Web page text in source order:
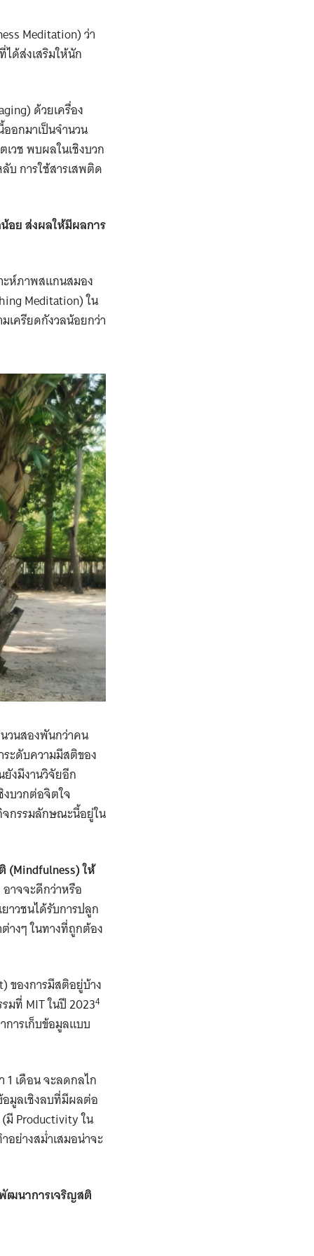
Meditation) ว่า
ด้ส่งเสริมให้นัก
ด้วยเครื่อง
อกมาเป็นจำนวน
วช พบผลในเชิงบวก
บ การใช้สารเสพติด
อย ส่งผลให้มีผลการ
ะห์ภาพสแกนสมอง
Meditation) ใน
เครียดกังวลน้อยกว่า
วนสองพันกว่าคน
ะดับความมีสติของ
งมีงานวิจัยอีก
งบวกต่อจิตใจ
จกรรมลักษณะนี้อยู่ใน
(Mindfulness) ให้
อาจจะดีกว่าหรือ
าวชนได้รับการปลูก
งๆ ในทางที่ถูกต้อง
ของการมีสติอยู่บ้าง
ที่ MIT ในปี 20234
ารเก็บข้อมูลแบบ
1 เดือน จะลดกลไก
อมูลเชิงลบที่มีผลต่อ
Productivity ใน
อย่างสม่ำเสมอน่าจะ
ฒนาการเจริญสติ